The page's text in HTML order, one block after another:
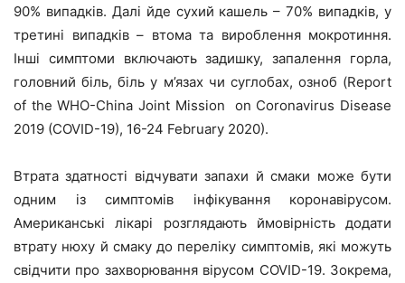
90% випадків. Далі йде сухий кашель – 70% випадків, у
третині випадків – втома та вироблення мокротиння.
Інші симптоми включають задишку, запалення горла,
головний біль, біль у м’язах чи суглобах, озноб (Report
of the WHO-China Joint Mission on Coronavirus Disease
2019 (COVID-19), 16-24 February 2020).
Втрата здатності відчувати запахи й смаки може бути
одним із симптомів інфікування коронавірусом.
Американські лікарі розглядають ймовірність додати
втрату нюху й смаку до переліку симптомів, які можуть
свідчити про захворювання вірусом COVID-19. Зокрема,